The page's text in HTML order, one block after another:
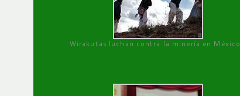
Wirakutas luchan contra la minería en México